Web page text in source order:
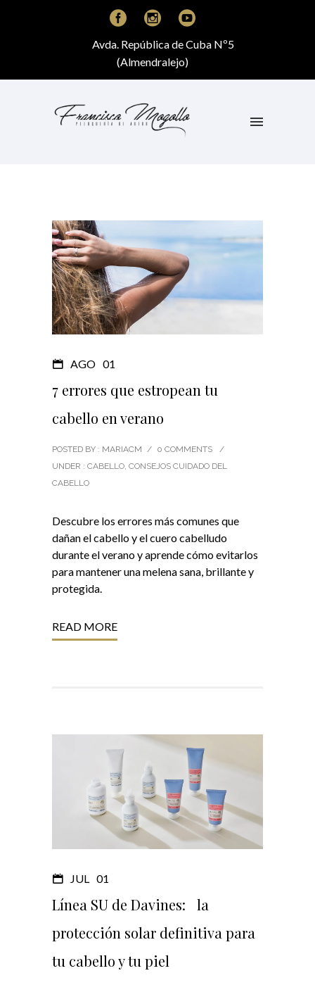
Avda. República de Cuba Nº5
(Almendralejo)
AGO 01
7 errores que estropean tu
cabello en verano
POSTED BY : MARIACM / 0 COMMENTS
/
UNDER : CABELLO, CONSEJOS CUIDADO DEL
CABELLO
Descubre los errores más comunes que
dañan el cabello y el cuero cabelludo
durante el verano y aprende cómo evitarlos
para mantener una melena sana, brillante y
protegida.
READ MORE
JUL 01
Línea SU de Davines: la
protección solar definitiva para
tu cabello y tu piel